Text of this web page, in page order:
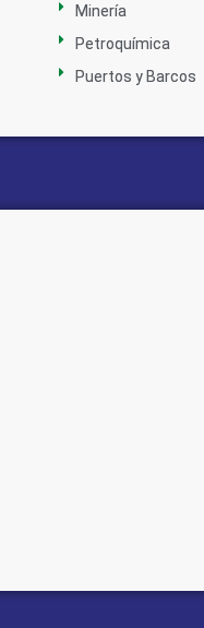
Minería
Petroquímica
Puertos y Barcos